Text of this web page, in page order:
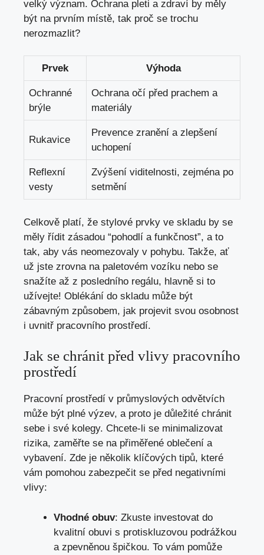
velký význam. Ochrana pleti a zdraví by měly
být na prvním místě, tak proč se trochu
nerozmazlit?
Prvek Výhoda
Ochranné
brýle
Ochrana očí před prachem a
materiály
Rukavice
Prevence zranění a zlepšení
uchopení
Reflexní
vesty
Zvýšení viditelnosti, zejména po
setmění
Celkově platí, že stylové prvky ve skladu by se
měly řídit zásadou “pohodlí a funkčnost”, a to
tak, aby vás neomezovaly v pohybu. Takže, ať
už jste zrovna na paletovém vozíku nebo se
snažíte až z posledního regálu, hlavně si to
užívejte! Oblékání do skladu může být
zábavným způsobem, jak projevit svou osobnost
i uvnitř pracovního prostředí.
Jak se chránit před vlivy pracovního
prostředí
Pracovní prostředí v průmyslových odvětvích
může být plné výzev, a proto je důležité chránit
sebe i své kolegy. Chcete-li se minimalizovat
rizika, zaměřte se na přiměřené oblečení a
vybavení. Zde je několik klíčových tipů, které
vám pomohou zabezpečit se před negativními
vlivy:
Vhodné obuv: Zkuste investovat do
kvalitní obuvi s protiskluzovou podrážkou
a zpevněnou špičkou. To vám pomůže